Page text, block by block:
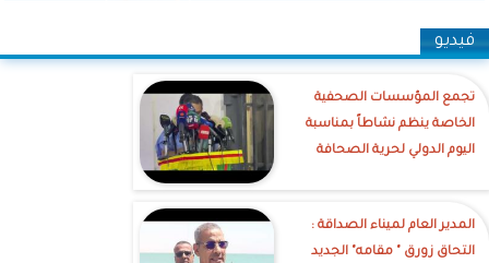
فيديو
تجمع المؤسسات الصحفية
الخاصة ينظم نشاطاً بمناسبة
اليوم الدولي لحرية الصحافة
‎المدير العام لميناء الصداقة :
التحاق زورق " مقامه" الجديد